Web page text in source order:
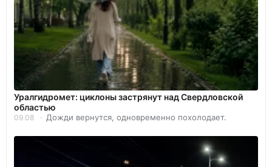
Уралгидромет: циклоны застрянут над Свердловской
областью
09.08 Дожди вернутся, одновременно похолодает.